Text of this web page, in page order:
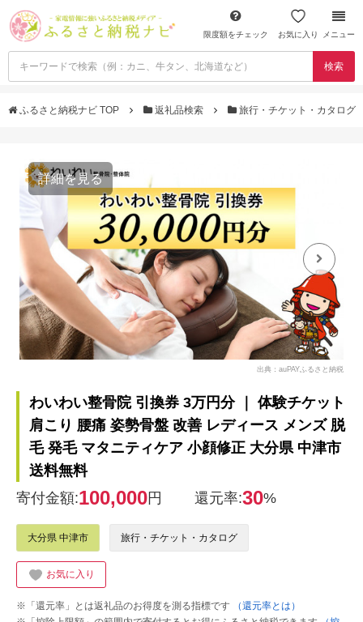
限度額をチェック お気に入り メニュー
検索
ふるさと納税ナビ TOP 返礼品検索 旅行・チケット・カタログ
詳細を見る
出典：auPAYふるさと納税
わいわい整骨院 引換券 3万円分 ｜ 体験チケット
肩こり 腰痛 姿勢骨盤 改善 レディース メンズ 脱
毛 発毛 マタニティケア 小顔修正 大分県 中津市
送料無料
寄付金額:100,000円 還元率:30%
大分県 中津市 旅行・チケット・カタログ
お気に入り
※「還元率」とは返礼品のお得度を測る指標です
（還元率とは）